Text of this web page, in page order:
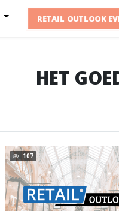
RETAIL OUTLOOK
HET
107